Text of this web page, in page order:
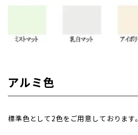
アルミ色
標準色として2色をご用意しております。